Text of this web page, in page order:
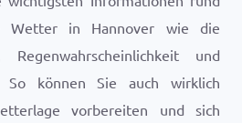
Wetter in Hannover wie die
Regenwahrscheinlichkeit und
So können Sie auch wirklich
vorbereiten und sich